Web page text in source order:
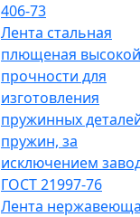
406-73
Лента стальная
плющеная высокой
прочности для
изготовления
пружинных
пружин, за
исключением
ГОСТ 21997-76
Лента